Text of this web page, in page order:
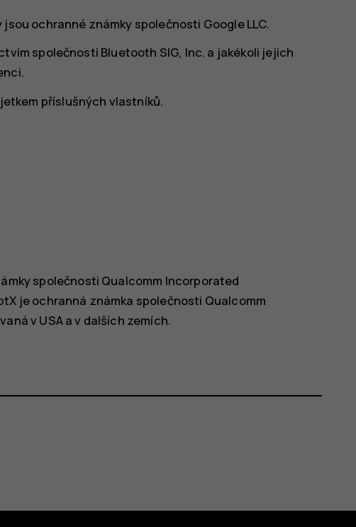
ochranné známky společnosti Google LLC.
společnosti Bluetooth SIG, Inc. a jakékoli jejich
příslušných vlastníků.
společnosti Qualcomm Incorporated
je ochranná známka společnosti Qualcomm
v USA a v dalších zemích.